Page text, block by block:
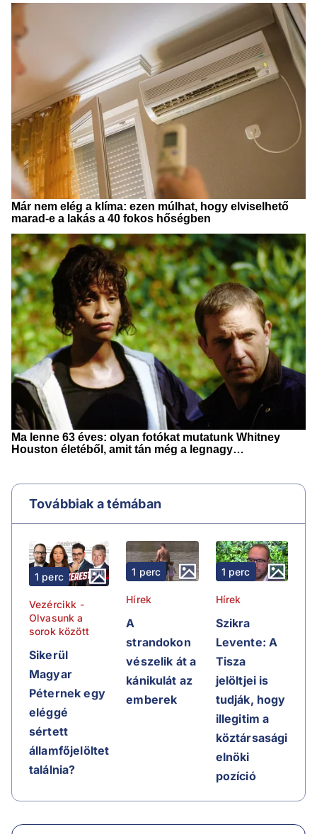
Továbbiak a témában
1 perc
Vezércikk -
Olvasunk a
sorok között
Sikerül
Magyar
Péternek egy
eléggé
sértett
államfőjelöltet
találnia?
1 perc
Hírek
A
strandokon
vészelik át a
kánikulát az
emberek
1 perc
Hírek
Szikra
Levente: A
Tisza
jelöltjei is
tudják, hogy
illegitim a
köztársasági
elnöki
pozíció